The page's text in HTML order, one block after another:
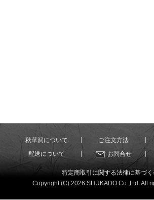
秋華洞について ご注文方法
配送について
お問合せ
特定商取引に関する法律に基づ
Copyright (C) 2026 SHUKADO Co.,Ltd. All